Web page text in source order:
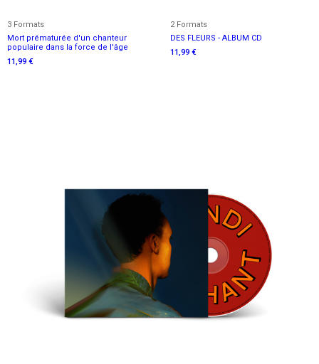
3 Formats
Mort prématurée d'un chanteur
populaire dans la force de l'âge
11,99 €
2 Formats
DES FLEURS - ALBUM CD
11,99 €